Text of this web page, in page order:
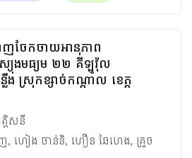
ញចែកចាយអានុភាព
យុងមធ្យម ២២ គីឡូវ៉ុល
ង ស្រុកខ្សាច់កណ្ដាល ខេត្ត
គ្គិសនី
, ហៀង ចាន់និ, ហឿន ឆៃហេង, គ្រួច